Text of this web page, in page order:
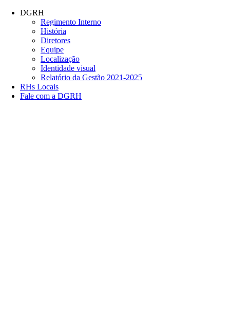
Conteúdo principal
DGRH
Regimento Interno
História
Diretores
Equipe
Localização
Identidade visual
Relatório da Gestão 2021-2025
RHs Locais
Fale com a DGRH